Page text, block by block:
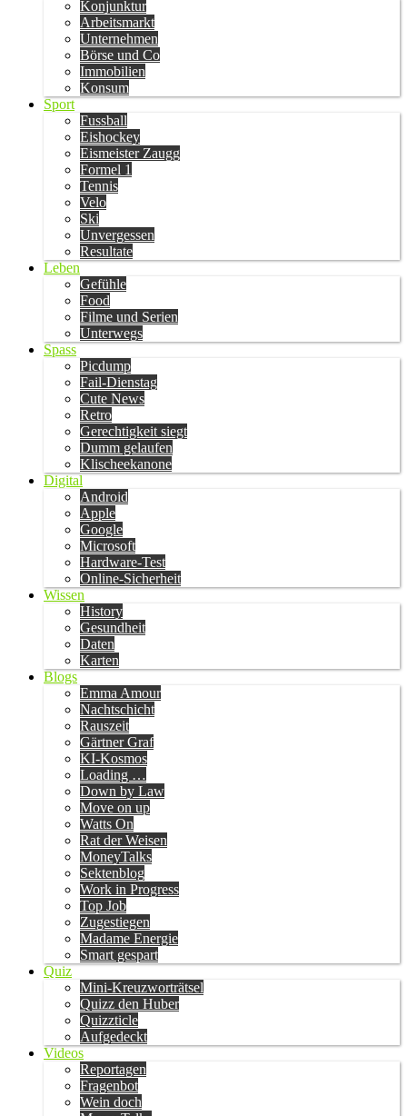
Konjunktur
Arbeitsmarkt
Unternehmen
Börse und Co
Immobilien
Konsum
Sport
Fussball
Eishockey
Eismeister Zaugg
Formel 1
Tennis
Velo
Ski
Unvergessen
Resultate
Leben
Gefühle
Food
Filme und Serien
Unterwegs
Spass
Picdump
Fail-Dienstag
Cute News
Retro
Gerechtigkeit siegt
Dumm gelaufen
Klischeekanone
Digital
Android
Apple
Google
Microsoft
Hardware-Test
Online-Sicherheit
Wissen
History
Gesundheit
Daten
Karten
Blogs
Emma Amour
Nachtschicht
Rauszeit
Gärtner Graf
KI-Kosmos
Loading …
Down by Law
Move on up
Watts On
Rat der Weisen
MoneyTalks
Sektenblog
Work in Progress
Top Job
Zugestiegen
Madame Energie
Smart gespart
Quiz
Mini-Kreuzworträtsel
Quizz den Huber
Quizzticle
Aufgedeckt
Videos
Reportagen
Fragenbot
Wein doch